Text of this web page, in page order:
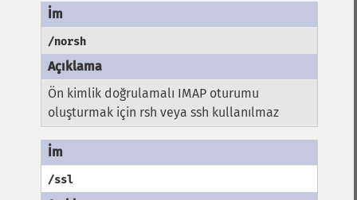
/norsh
Ön kimlik doğrulamalı IMAP oturumu
oluşturmak için rsh veya ssh kullanılmaz
/ssl